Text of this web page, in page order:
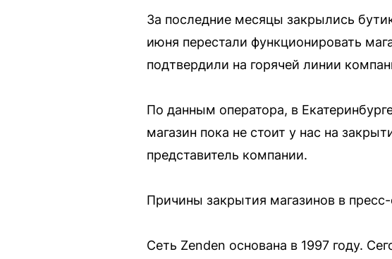
За последние месяцы закрылись
июня перестали функционировать
подтвердили на горячей линии
По данным оператора, в
магазин пока не стоит у нас на
представитель компании.
Причины закрытия магазинов в
Сеть Zenden основана в 1997 году.